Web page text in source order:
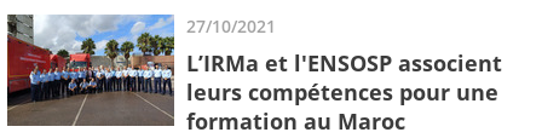
27/10/2021
L’IRMa et l'ENSOSP associent
leurs compétences pour une
formation au Maroc